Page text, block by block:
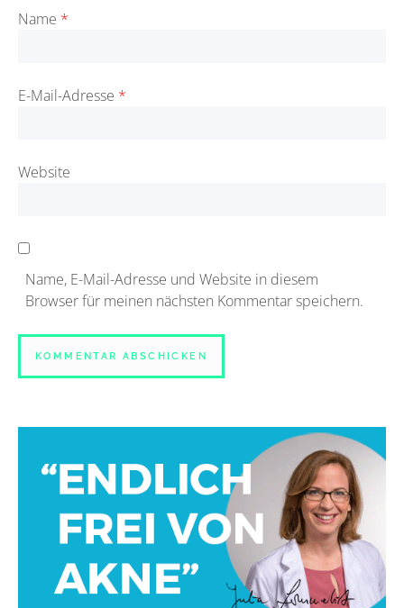
Name *
E-Mail-Adresse *
Website
Name, E-Mail-Adresse und Website in diesem
Browser für meinen nächsten Kommentar speichern.